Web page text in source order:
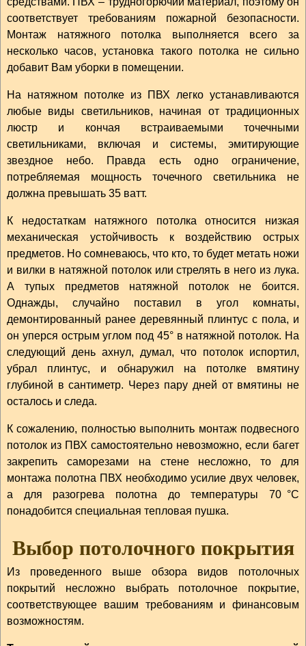
соответствует требованиям пожарной безопасности.
Монтаж натяжного потолка выполняется всего за
несколько часов, установка такого потолка не сильно
добавит Вам уборки в помещении.
На натяжном потолке из ПВХ легко устанавливаются
любые виды светильников, начиная от традиционных
люстр и кончая встраиваемыми точечными
светильниками, включая и системы, эмитирующие
звездное небо. Правда есть одно ограничение,
потребляемая мощность точечного светильника не
должна превышать 35 ватт.
К недостаткам натяжного потолка относится низкая
механическая устойчивость к воздействию острых
предметов. Но сомневаюсь, что кто, то будет метать ножи
и вилки в натяжной потолок или стрелять в него из лука.
А тупых предметов натяжной потолок не боится.
Однажды, случайно поставил в угол комнаты,
демонтированный ранее деревянный плинтус с пола, и
он уперся острым углом под 45° в натяжной потолок. На
следующий день ахнул, думал, что потолок испортил,
убрал плинтус, и обнаружил на потолке вмятину
глубиной в сантиметр. Через пару дней от вмятины не
осталось и следа.
К сожалению, полностью выполнить монтаж подвесного
потолок из ПВХ самостоятельно невозможно, если багет
закрепить саморезами на стене несложно, то для
монтажа полотна ПВХ необходимо усилие двух человек,
а для разогрева полотна до температуры 70 °С
понадобится специальная тепловая пушка.
Выбор потолочного покрытия
Из проведенного выше обзора видов потолочных
покрытий несложно выбрать потолочное покрытие,
соответствующее вашим требованиям и финансовым
возможностям.